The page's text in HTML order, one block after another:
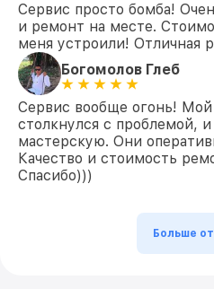
Сервис просто бомба!
и ремонт на месте.
меня устроили! Отличная
Богомолов Глеб
Сервис вообще огонь!
столкнулся с проблемой, и
мастерскую. Они
Качество и стоимость
Спасибо)))
Больше